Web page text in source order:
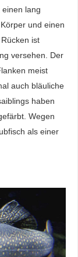
lang
und einen
ist
versehen. Der
meist
auch bläuliche
haben
Wegen
als einer